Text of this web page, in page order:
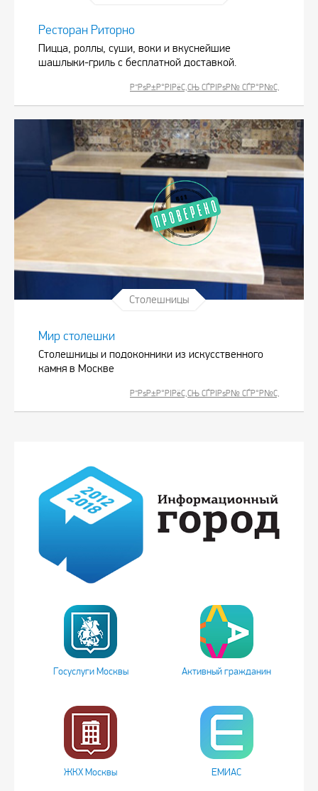
Ресторан Риторно
Пицца, роллы, суши, воки и вкуснейшие
шашлыки-гриль с бесплатной доставкой.
Р”РѕР±Р°РІРёС‚СЊ СЃРІРѕР№ СЃР°Р№С‚
Столешницы
Мир столешки
Столешницы и подоконники из искусственного
камня в Москве
Р”РѕР±Р°РІРёС‚СЊ СЃРІРѕР№ СЃР°Р№С‚
Госуслуги Москвы Активный гражданин
ЖКХ Москвы ЕМИАС